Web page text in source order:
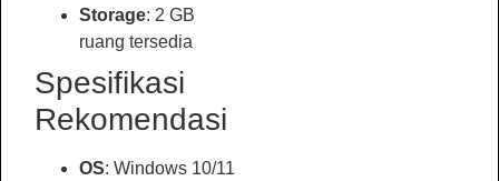
Storage: 2 GB
ruang tersedia
Spesifikasi
Rekomendasi
OS: Windows 10/11